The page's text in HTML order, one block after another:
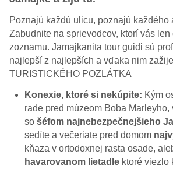
Poznajú každú ulicu, poznajú každého
Zabudnite na sprievodcov, ktorí vás len
zoznamu. Jamajkanita tour guidi sú
najlepší z najlepších a vďaka nim
TURISTICKÉHO POZLÁTKA
Konexie, ktoré si nekúpite: Kým
rade pred múzeom Boba Marleyho,
sošéfom najnebezpečnejšieho
sedíte a večeriate pred domom
kňaza v ortodoxnej rasta osade,
havarovanom lietadle ktoré viezlo